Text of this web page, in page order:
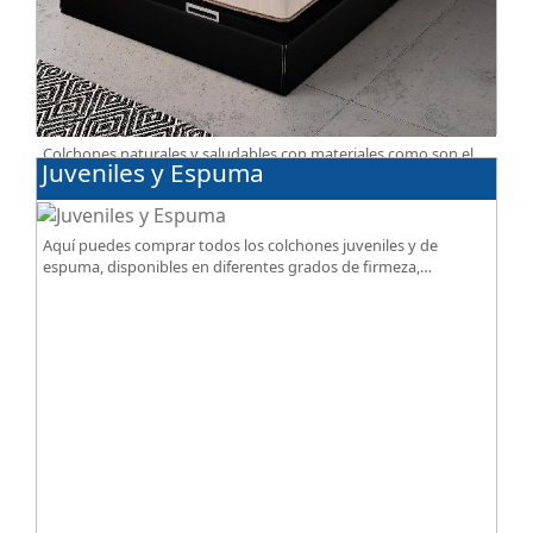
Colchones naturales y saludables con materiales como son el
algodón, lana, BIO, soja, lino. Gran calidad, descanso
excepcional al mejor precio.
Juveniles y Espuma
Aquí puedes comprar todos los colchones juveniles y de
espuma, disponibles en diferentes grados de firmeza,